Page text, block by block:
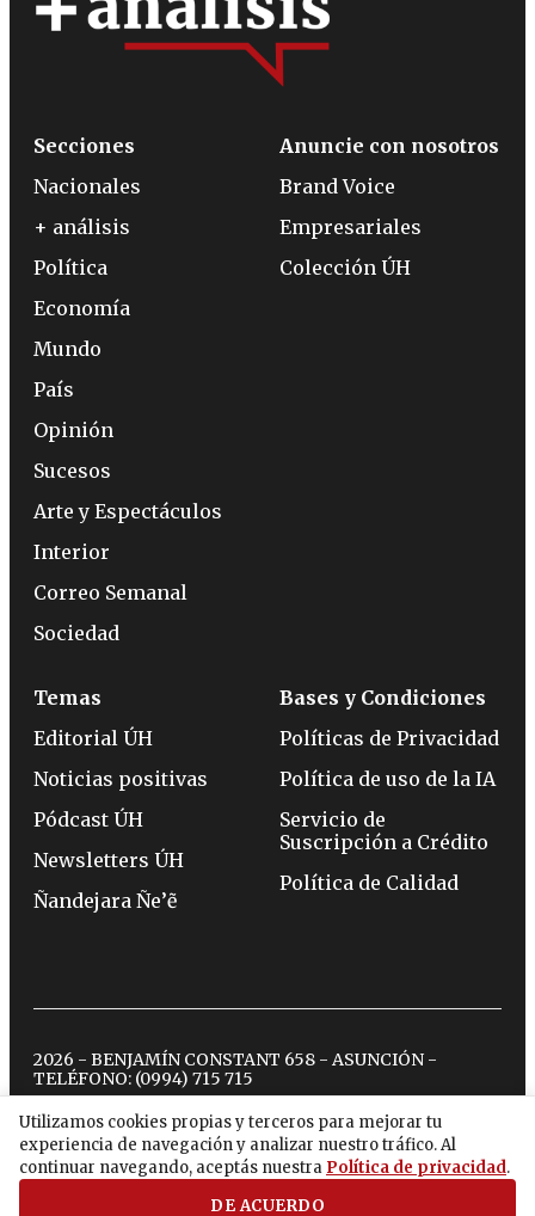
Utilizamos cookies propias y terceros para mejorar tu
experiencia de navegación y analizar nuestro tráfico. Al
continuar navegando, aceptás nuestra Política de privacidad.
DE ACUERDO
Secciones
Nacionales
+ análisis
Política
Economía
Mundo
País
Opinión
Sucesos
Arte y Espectáculos
Interior
Correo Semanal
Sociedad
Anuncie con nosotros
Brand Voice
Empresariales
Colección ÚH
Temas
Editorial ÚH
Noticias positivas
Pódcast ÚH
Newsletters ÚH
Ñandejara Ñe’ẽ
Bases y Condiciones
Políticas de Privacidad
Política de uso de la IA
Servicio de
Suscripción a Crédito
Política de Calidad
2026 - BENJAMÍN CONSTANT 658 - ASUNCIÓN -
TELÉFONO: (0994) 715 715
twitterinstagram
facebook
tiktokyoutubespotify